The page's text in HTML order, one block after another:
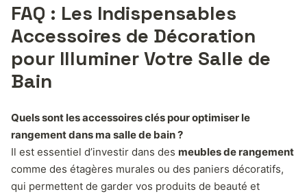
FAQ : Les Indispensables
Accessoires de Décoration
pour Illuminer Votre Salle de
Bain
Quels sont les accessoires clés pour optimiser le
rangement dans ma salle de bain ?
Il est essentiel d’investir dans des meubles de rangement
comme des étagères murales ou des paniers décoratifs,
qui permettent de garder vos produits de beauté et